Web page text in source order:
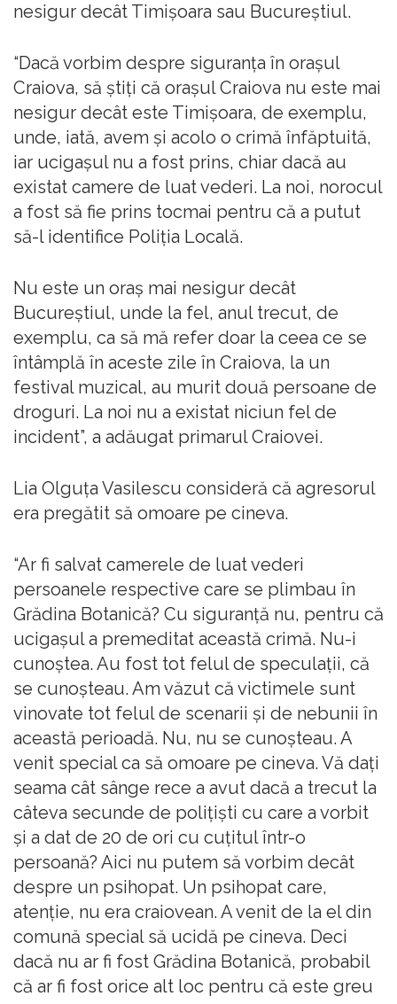
nesigur decât Timişoara sau Bucureştiul.
“Dacă vorbim despre siguranţa în oraşul
Craiova, să ştiţi că oraşul Craiova nu este mai
nesigur decât este Timişoara, de exemplu,
unde, iată, avem şi acolo o crimă înfăptuită,
iar ucigaşul nu a fost prins, chiar dacă au
existat camere de luat vederi. La noi, norocul
a fost să fie prins tocmai pentru că a putut
să-l identifice Poliţia Locală.
Nu este un oraş mai nesigur decât
Bucureştiul, unde la fel, anul trecut, de
exemplu, ca să mă refer doar la ceea ce se
întâmplă în aceste zile în Craiova, la un
festival muzical, au murit două persoane de
droguri. La noi nu a existat niciun fel de
incident”, a adăugat primarul Craiovei.
Lia Olguţa Vasilescu consideră că agresorul
era pregătit să omoare pe cineva.
“Ar fi salvat camerele de luat vederi
persoanele respective care se plimbau în
Grădina Botanică? Cu siguranţă nu, pentru că
ucigaşul a premeditat această crimă. Nu-i
cunoştea. Au fost tot felul de speculaţii, că
se cunoşteau. Am văzut că victimele sunt
vinovate tot felul de scenarii şi de nebunii în
această perioadă. Nu, nu se cunoşteau. A
venit special ca să omoare pe cineva. Vă daţi
seama cât sânge rece a avut dacă a trecut la
câteva secunde de poliţişti cu care a vorbit
şi a dat de 20 de ori cu cuţitul într-o
persoană? Aici nu putem să vorbim decât
despre un psihopat. Un psihopat care,
atenţie, nu era craiovean. A venit de la el din
comună special să ucidă pe cineva. Deci
dacă nu ar fi fost Grădina Botanică, probabil
că ar fi fost orice alt loc pentru că este greu